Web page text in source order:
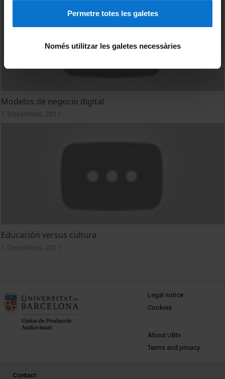
Permetre totes les galetes
Només utilitzar les galetes necessàries
Modelos de negocio digital
1 December, 2011
Educación versus cultura
1 December, 2011
MENÚ PEU 1
Legal notice
Cookies
PEU 2
About UBtv
Terms and privacy
PEU 3
Contact